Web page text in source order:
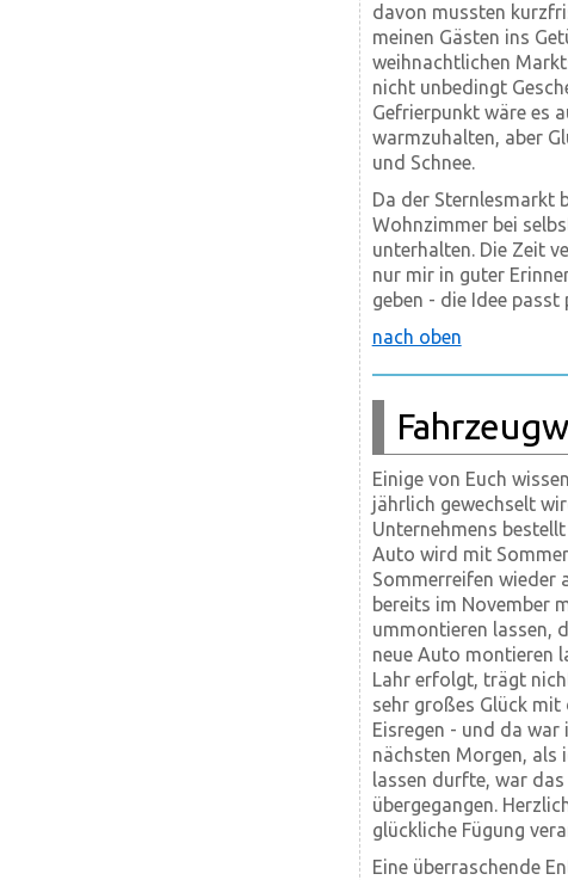
davon mussten
meinen Gästen ins
weihnachtlichen
nicht unbedingt
Gefrierpunkt wäre es
warmzuhalten, aber
und Schnee.
Da der Sternlesmarkt
Wohnzimmer bei
unterhalten. Die Zeit
nur mir in guter
geben - die Idee passt
nach oben
Einige von Euch
jährlich gewechselt
Unternehmens
Auto wird mit
Sommerreifen wieder
bereits im November
ummontieren lassen,
neue Auto montieren
Lahr erfolgt, trägt
sehr großes Glück
Eisregen - und da war
nächsten Morgen, als
lassen durfte, war
übergegangen.
glückliche Fügung
Eine überraschende